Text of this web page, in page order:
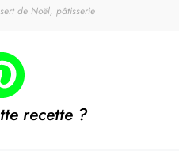
de Noël, pâtisserie
recette ?